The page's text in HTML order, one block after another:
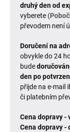
druhý den od
vyberete
převodem není
Doručení na
obvykle do 24
bude
den po
přijde na e-mail
či platebním
Cena dopravy -
Cena dopravy -